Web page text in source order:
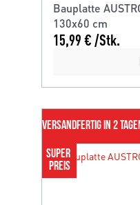
Bauplatte
130x60 cm
15,99 € /Stk.
VERSANDFERTIG IN 2
SUPER
PREIS